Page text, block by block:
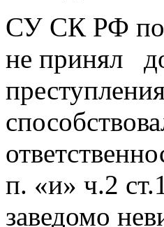
СУ СК РФ по
не принял
п. «и» ч.2
заведомо